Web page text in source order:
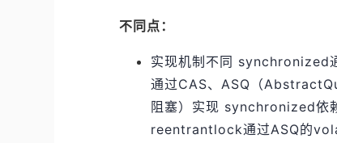
不同点：
实现机制不同
通过CAS、ASQ（
阻塞）实现 synchronized依
reentrantlock通过ASQ的